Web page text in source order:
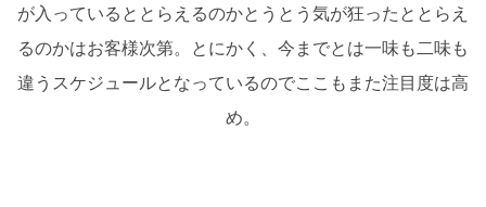
が入っているととらえるのかとうとう気が狂ったととらえ
るのかはお客様次第。とにかく、今までとは一味も二味も
違うスケジュールとなっているのでここもまた注目度は高
め。